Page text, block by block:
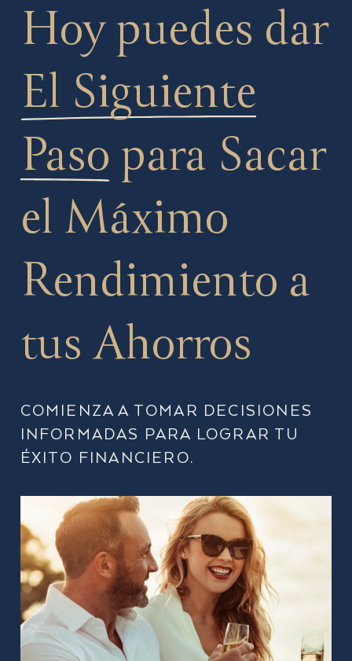
Hoy puedes dar
El Siguiente
Paso para Sacar
el Máximo
Rendimiento a
tus Ahorros
COMIENZA A TOMAR DECISIONES
INFORMADAS PARA LOGRAR TU
ÉXITO FINANCIERO.